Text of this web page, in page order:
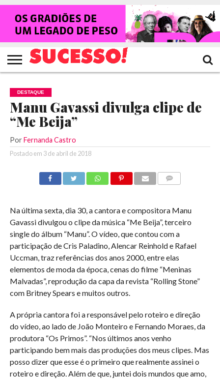
HOME
NOTÍCIAS
SHOWS
ENTREVISTAS
CLIQUES
RANKING
CROWLEY
TV
SUCESSO!
REVISTA
SUCESSO!
DESTAQUE
Manu Gavassi divulga clipe de
“Me Beija”
Por Fernanda Castro
Postado em 3 de abril de 2018
Na última sexta, dia 30, a cantora e compositora Manu
Gavassi divulgou o clipe da música “Me Beija”, terceiro
single do álbum “Manu”. O vídeo, que contou com a
participação de Cris Paladino, Alencar Reinhold e Rafael
Uccman, traz referências dos anos 2000, entre elas
elementos de moda da época, cenas do filme “Meninas
Malvadas”, reprodução da capa da revista “Rolling Stone”
com Britney Spears e muitos outros.
A própria cantora foi a responsável pelo roteiro e direção
do vídeo, ao lado de João Monteiro e Fernando Moraes, da
produtora “Os Primos”. “Nos últimos anos venho
participando bem mais das produções dos meus clipes. Mas
posso dizer que esse é o primeiro que realmente assinei o
roteiro e direção. Além de que, juntei dois mundos que amo,